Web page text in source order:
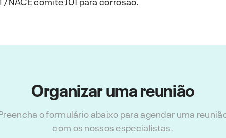
Organizar uma reunião
o formulário abaixo para agendar uma
com os nossos especialistas.